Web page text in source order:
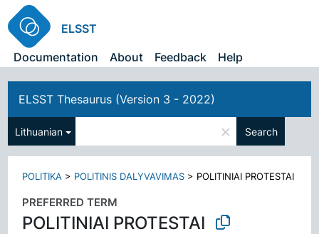
ELSST
Documentation
About Feedback Help
ELSST Thesaurus (Version 3 - 2022)
Lithuanian × Search
POLITIKA > POLITINIS DALYVAVIMAS > POLITINIAI PROTESTAI
PREFERRED TERM
POLITINIAI PROTESTAI